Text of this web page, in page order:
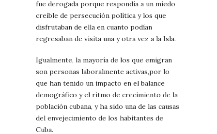
fue derogada porque respondía a un miedo
creíble de persecución política y los que
disfrutaban de ella en cuanto podían
regresaban de visita una y otra vez a la Isla.
Igualmente, la mayoría de los que emigran
son personas laboralmente activas,por lo
que han tenido un impacto en el balance
demográfico y el ritmo de crecimiento de la
población cubana, y ha sido una de las causas
del envejecimiento de los habitantes de
Cuba.